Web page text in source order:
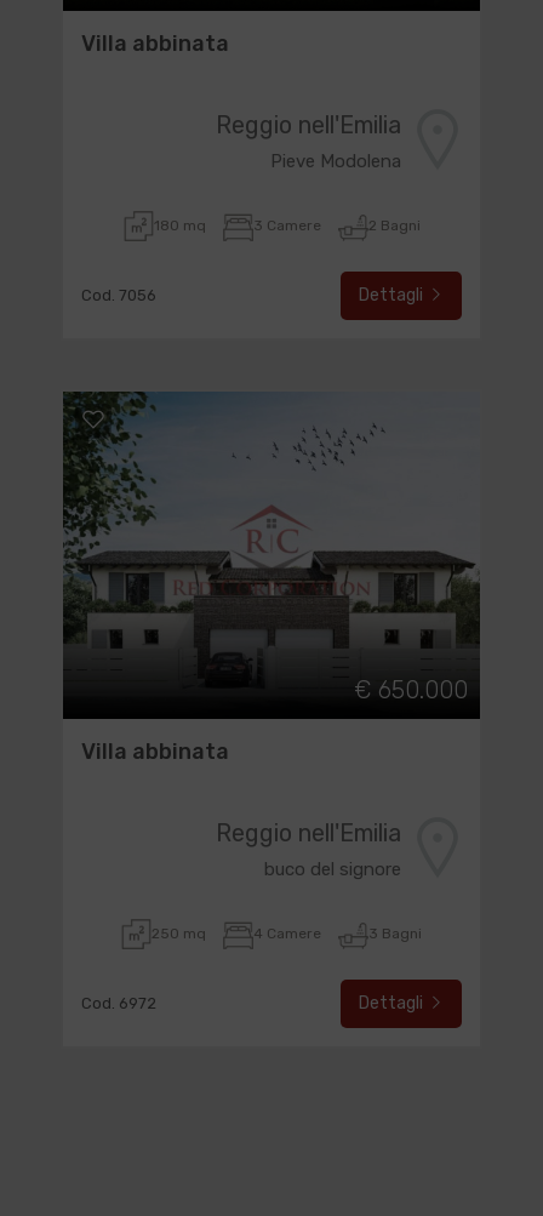
Villa abbinata
Reggio nell'Emilia
Pieve Modolena
180 mq 3 Camere 2 Bagni
Cod. 7056 Dettagli
€ 650.000
Villa abbinata
Reggio nell'Emilia
buco del signore
250 mq 4 Camere 3 Bagni
Cod. 6972 Dettagli